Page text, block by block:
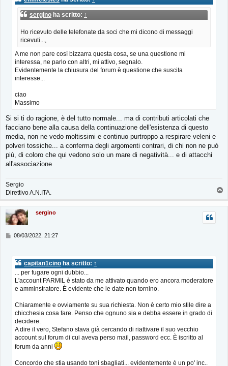
sergino ha scritto: ↑
Ho ricevuto delle telefonate da soci che mi dicono di messaggi
ricevuti...,
A me non pare così bizzarra questa cosa, se una questione mi
interessa, ne parlo con altri, mi attivo, segnalo.
Evidentemente la chiusura del forum è questione che suscita
interesse...
ciao
Massimo
Si si ti do ragione, è del tutto normale... ma di contributi articolati che
facciano bene alla causa della continuazione dell'esistenza di questo
media, non ne vedo moltissimi e continuo purtroppo a respirare veleni e
polveri tossiche... a conferma degli argomenti contrari, di chi non ne può
più, di coloro che qui vedono solo un mare di negatività... e di attacchi
all'associazione
Sergio
Direttivo A.N.ITA.
p
sergino
M
08/03/2022, 21:27
capitan1cino ha scritto: ↑
... per fugare ogni dubbio...
L'account PARMIL è stato da me attivato quando ero ancora moderatore
e amminstratore. È evidente che le date non tornino.
Chiaramente e ovviamente su sua richiesta. Non è certo mio stile dire a
chicchesia cosa fare. Penso che ognuno sia e debba essere in grado di
decidere.
A dire il vero, Stefano stava già cercando di riattivare il suo vecchio
account sul forum di cui aveva perso mail, password ecc. È iscritto al
forum da anni
Concordo che stia usando toni sbagliati... evidentemente è un po' inc..